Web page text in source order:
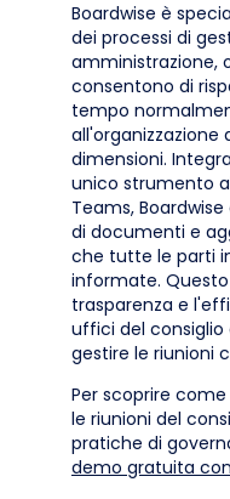
Boardwise è
dei processi di
amministrazione,
consentono di
tempo
all'organizzazione
dimensioni.
unico strumento
Teams,
di documenti e
che tutte le parti
informate.
trasparenza e
uffici del
gestire le riunioni
Per scoprire
le riunioni del
pratiche di
demo gratuita